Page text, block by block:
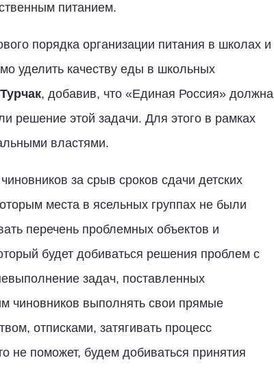
питанием.
порядка организации питания в школах и
уделить качеству еды в школьных
, добавив, что «Единая Россия» должна
решение этой задачи. Для этого в рамках
властями.
за срыв сроков сдачи детских
места в ясельных группах не были
перечень проблемных объектов и
будет добиваться решения проблем с
задач, поставленных
чиновников выполнять свои прямые
отписками, затягивать процесс
не поможет, будем добиваться принятия